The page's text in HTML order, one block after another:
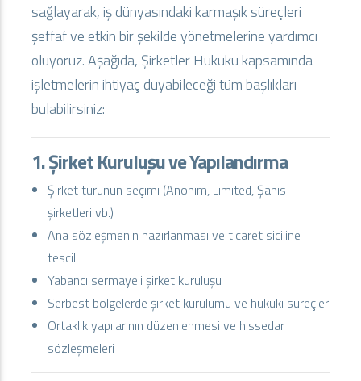
sağlayarak, iş dünyasındaki karmaşık süreçleri
şeffaf ve etkin bir şekilde yönetmelerine yardımcı
oluyoruz. Aşağıda, Şirketler Hukuku kapsamında
işletmelerin ihtiyaç duyabileceği tüm başlıkları
bulabilirsiniz:
1. Şirket Kuruluşu ve Yapılandırma
Şirket türünün seçimi (Anonim, Limited, Şahıs
şirketleri vb.)
Ana sözleşmenin hazırlanması ve ticaret siciline
tescili
Yabancı sermayeli şirket kuruluşu
Serbest bölgelerde şirket kurulumu ve hukuki süreçler
Ortaklık yapılarının düzenlenmesi ve hissedar
sözleşmeleri